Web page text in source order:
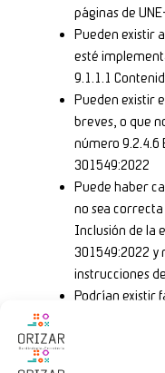
páginas de
Pueden existir
esté
9.1.1.1
Pueden existir
breves, o que
número 9.2.4.6
301549:2022
Puede haber
no sea correcta
Inclusión de la
301549:2022 y
instrucciones
Podrían existir
Carga
El contenido no entra